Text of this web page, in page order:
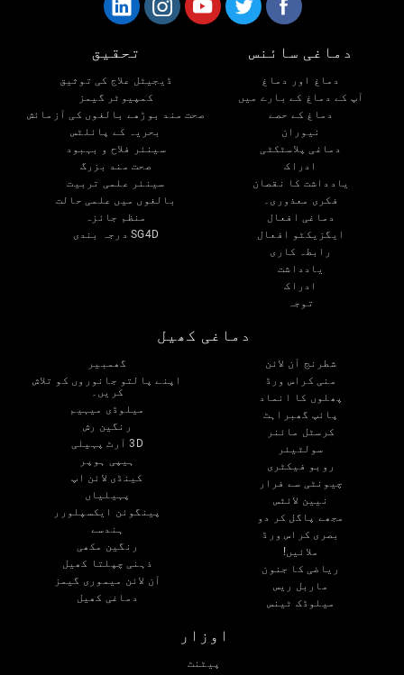
دماغی سائنس
دماغ اور دماغ
آپ کے دماغ کے بارے میں
دماغ کے حصے
نیوران
دماغی پلاسٹکٹی
ادراک
یادداشت کا نقصان
فکری معذوری۔
دماغی افعال
ایگزیکٹو افعال
رابطہ کاری
یادداشت
ادراک
توجہ
تحقیق
ڈیجیٹل علاج کی توثیق
کمپیوٹر گیمز
صحت مند بوڑھے بالغوں کی آزمائش
بحریہ کے پائلٹس
سینئر فلاح و بہبود
صحت مند بزرگ
سینئر علمی تربیت
بالغوں میں علمی حالت
منظم جائزہ
SG4D درجہ بندی
دماغی کھیل
شطرنج آن لائن
منی کراس ورڈ
پھلوں کا انماد
پائپ گھبراہٹ
کرسٹل مائنر
سولٹیئر
روبو فیکٹری
چیونٹی سے فرار
نیین لائٹس
مجھے پاگل کر دو
بصری کراس ورڈ
ملائیں!
ریاضی کا جنون
ماربل ریس
میلوڈک ٹینس
گھمبیر
اپنے پالتو جانوروں کو تلاش
کریں۔
میلوڈی میہیم
رنگین رش
3D آرٹ پہیلی
ہیپی ہوپر
کینڈی لائن اپ
پہیلیاں
پینگوئن ایکسپلورر
ہندسے
رنگین مکھی
ذہنی چپلتا کھیل
آن لائن میموری گیمز
دماغی کھیل
اوزار
پیٹنٹ